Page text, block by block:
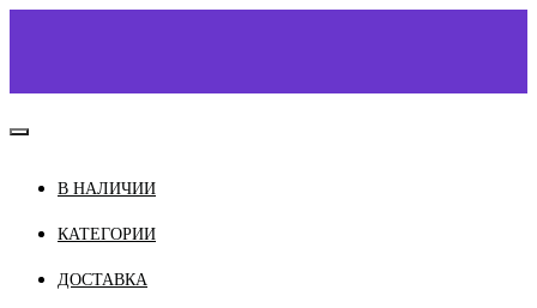
КАТАЛОГ
КОНТАКТЫ
В НАЛИЧИИ
КАТЕГОРИИ
ДОСТАВКА